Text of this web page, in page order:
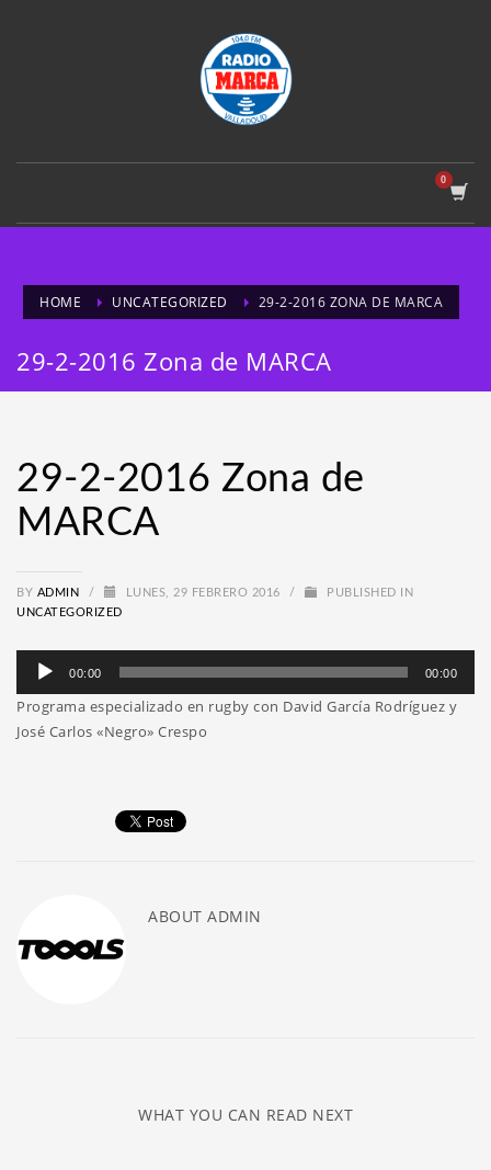
HOME UNCATEGORIZED 29-2-2016 ZONA DE MARCA
29-2-2016 Zona de MARCA
29-2-2016 Zona de
MARCA
BY ADMIN / LUNES, 29 FEBRERO 2016 /
PUBLISHED IN
UNCATEGORIZED
Reproductor
audio
00:00 00:00
Programa especializado en rugby con David García Rodríguez y
José Carlos «Negro» Crespo
ABOUT ADMIN
WHAT YOU CAN READ NEXT